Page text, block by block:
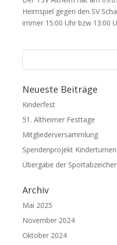
Heimspiel gegen den SV
immer 15:00 Uhr bzw 13:00
Neueste Beiträge
Kinderfest
51. Altheimer Festtage
Mitgliederversammlung
Spendenprojekt Kinderturnen
Übergabe der
Archiv
Mai 2025
November 2024
Oktober 2024